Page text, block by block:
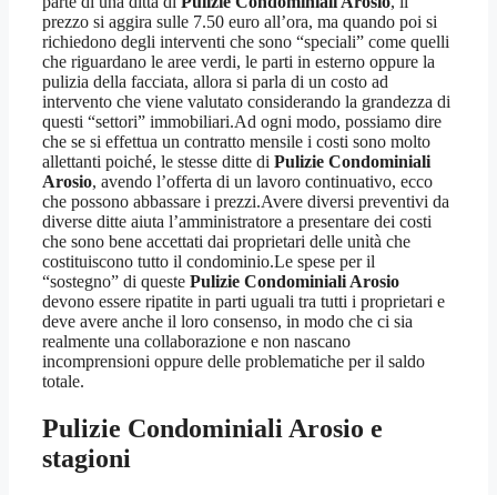
prezzo si aggira sulle 7.50 euro all’ora, ma quando poi si
richiedono degli interventi che sono “speciali” come quelli
che riguardano le aree verdi, le parti in esterno oppure la
pulizia della facciata, allora si parla di un costo ad
intervento che viene valutato considerando la grandezza di
questi “settori” immobiliari.Ad ogni modo, possiamo dire
che se si effettua un contratto mensile i costi sono molto
allettanti poiché, le stesse ditte di Pulizie Condominiali
Arosio, avendo l’offerta di un lavoro continuativo, ecco
che possono abbassare i prezzi.Avere diversi preventivi da
diverse ditte aiuta l’amministratore a presentare dei costi
che sono bene accettati dai proprietari delle unità che
costituiscono tutto il condominio.Le spese per il
“sostegno” di queste Pulizie Condominiali Arosio
devono essere ripatite in parti uguali tra tutti i proprietari e
deve avere anche il loro consenso, in modo che ci sia
realmente una collaborazione e non nascano
incomprensioni oppure delle problematiche per il saldo
totale.
Pulizie Condominiali Arosio e
stagioni